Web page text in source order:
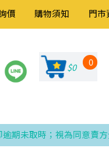
價 購物須知 門市
$0 0
；視為同意賣方全權處